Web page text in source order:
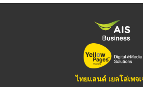
ไทยแลนด์ เยลโล่เพจ